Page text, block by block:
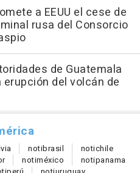
a EEUU el cese de
rusa del Consorcio
de Guatemala
del volcán de
notibrasil notichile
notiméxico notipanama